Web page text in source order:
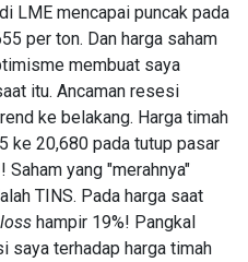
LME mencapai puncak pada
per ton. Dan harga saham
membuat saya
itu. Ancaman resesi
ke belakang. Harga timah
ke 20,680 pada tutup pasar
Saham yang "merahnya"
TINS. Pada harga saat
hampir 19%! Pangkal
saya terhadap harga timah